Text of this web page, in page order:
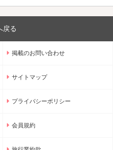
戻る
掲載のお問い合わせ
サイトマップ
プライバシーポリシー
会員規約